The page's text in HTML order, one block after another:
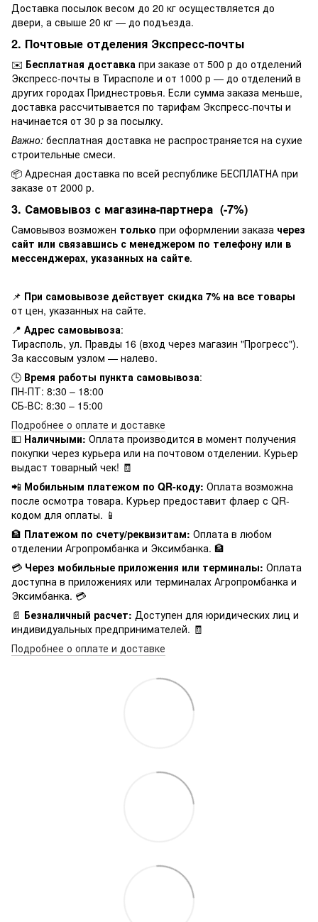
Доставка посылок весом до 20 кг осуществляется до
двери, а свыше 20 кг — до подъезда.
2. Почтовые отделения Экспресс-почты
✉️ Бесплатная доставка при заказе от 500 р до отделений
Экспресс-почты в Тирасполе и от 1000 р — до отделений в
других городах Приднестровья. Если сумма заказа меньше,
доставка рассчитывается по тарифам Экспресс-почты и
начинается от 30 р за посылку.
Важно: бесплатная доставка не распространяется на сухие
строительные смеси.
📦 Адресная доставка по всей республике БЕСПЛАТНА при
заказе от 2000 р.
3. Самовывоз с магазина-партнера (-7%)
Самовывоз возможен только при оформлении заказа через
сайт или связавшись с менеджером по телефону или в
мессенджерах, указанных на сайте.
📌 При самовывозе действует скидка 7% на все товары
от цен, указанных на сайте.
📍 Адрес самовывоза:
Тирасполь, ул. Правды 16 (вход через магазин "Прогресс").
За кассовым узлом — налево.
🕒 Время работы пункта самовывоза:
ПН-ПТ: 8:30 – 18:00
СБ-ВС: 8:30 – 15:00
Подробнее о оплате и доставке
💵 Наличными: Оплата производится в момент получения
покупки через курьера или на почтовом отделении. Курьер
выдаст товарный чек! 🧾
📲 Мобильным платежом по QR-коду: Оплата возможна
после осмотра товара. Курьер предоставит флаер с QR-
кодом для оплаты. 📱
🏦 Платежом по счету/реквизитам: Оплата в любом
отделении Агропромбанка и Эксимбанка. 🏦
💳 Через мобильные приложения или терминалы: Оплата
доступна в приложениях или терминалах Агропромбанка и
Эксимбанка. 💳
📄 Безналичный расчет: Доступен для юридических лиц и
индивидуальных предпринимателей. 🧾
Подробнее о оплате и доставке